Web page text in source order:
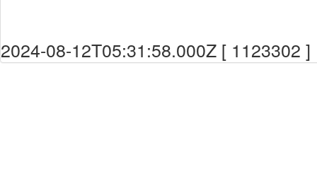
2024-08-12T05:31:58.000Z [ 1123302 ]